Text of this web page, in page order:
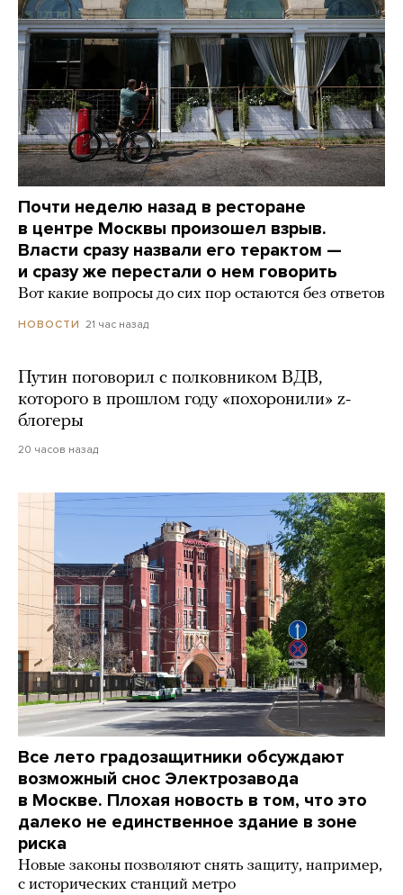
Почти неделю назад в ресторане
в центре Москвы произошел взрыв.
Власти сразу назвали его терактом —
и сразу же перестали о нем говорить
Вот какие вопросы до сих пор остаются без ответов
НОВОСТИ 21 час назад
Путин поговорил с полковником ВДВ,
которого в прошлом году «похоронили» z-
блогеры
20 часов назад
Все лето градозащитники обсуждают
возможный снос Электрозавода
в Москве. Плохая новость в том, что это
далеко не единственное здание в зоне
риска
Новые законы позволяют снять защиту, например,
с исторических станций метро